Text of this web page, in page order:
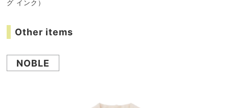
グ インク）
Other items
NOBLE